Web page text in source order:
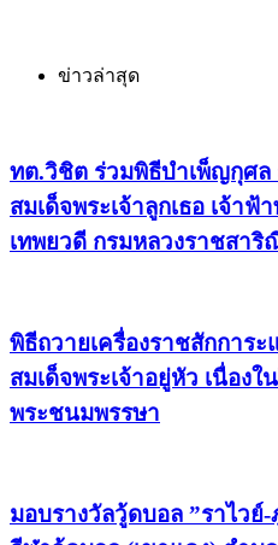
ข่าวล่าสุด
ทต.วิชิต ร่วมพิธีบำเพ็ญกุศล
สมเด็จพระเจ้าลูกเธอ เจ้า
เทพยวดี กรมหลวงราชสา
พิธีถวายเครื่องราชสักการ
สมเด็จพระเจ้าอยู่หัว เนื่อง
พระชนมพรรษา
มอบรางวัลวู้ดบอล ”ราไวย์